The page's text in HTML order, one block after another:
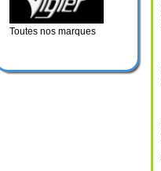
Toutes nos marques